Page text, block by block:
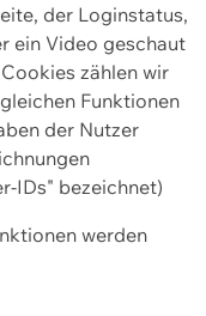
der Loginstatus,
ein Video geschaut
zählen wir
Funktionen
der Nutzer
IDs" bezeichnet)
werden